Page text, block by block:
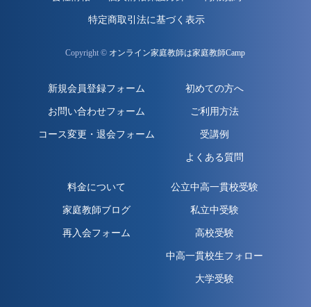
特定商取引法に基づく表示
Copyright © オンライン家庭教師は家庭教師Camp
新規会員登録フォーム
お問い合わせフォーム
コース変更・退会フォーム
初めての方へ
ご利用方法
受講例
よくある質問
料金について
家庭教師ブログ
再入会フォーム
公立中高一貫校受験
私立中受験
高校受験
中高一貫校生フォロー
大学受験